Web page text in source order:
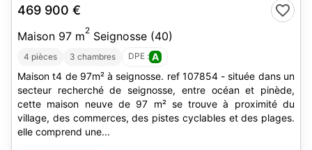
469 900 €
Maison 97 m2 Seignosse (40)
4 pièces 3 chambres DPE : A
Maison t4 de 97m² à seignosse. ref 107854 - située dans un
secteur recherché de seignosse, entre océan et pinède,
cette maison neuve de 97 m² se trouve à proximité du
village, des commerces, des pistes cyclables et des plages.
elle comprend une...